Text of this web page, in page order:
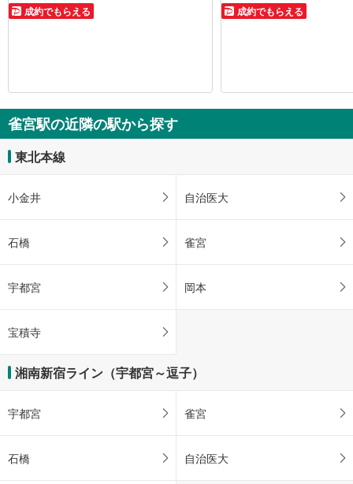
成約でもらえる 成約でもらえる
雀宮駅の近隣の駅から探す
東北本線
小金井 自治医大
石橋 雀宮
宇都宮 岡本
宝積寺
湘南新宿ライン（宇都宮～逗子）
宇都宮 雀宮
石橋 自治医大